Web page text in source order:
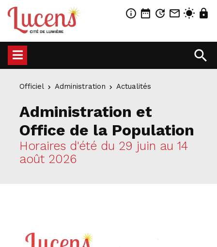
info_outline date_range update mail_outline wb_sunny lock
search
Officiel Administration Actualités
Administration et
Office de la Population
Horaires d'été du 29 juin au 14
août 2026